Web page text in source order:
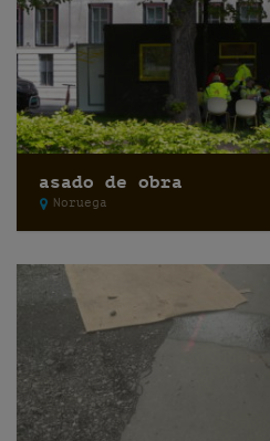
asado de obra
Noruega